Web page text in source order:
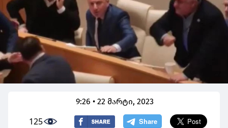
9:26 • 22 მარტი, 2023
125